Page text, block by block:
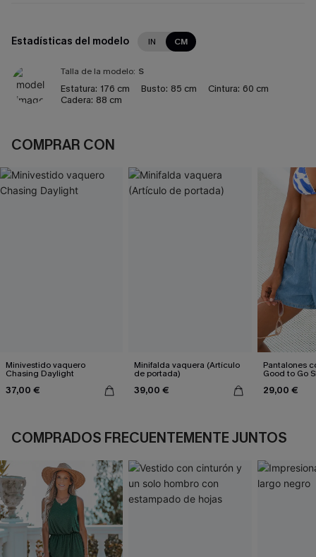
Estadísticas del modelo IN CM
Talla de la modelo: S
Estatura: 176 cm Busto: 85 cm Cintura: 60 cm
Cadera: 88 cm
COMPRAR CON
Minivestido vaquero
Chasing Daylight
37,00 €
Minifalda vaquera (Artículo
de portada)
39,00 €
Pantalones
Good to Go
29,00 €
COMPRADOS FRECUENTEMENTE JUNTOS